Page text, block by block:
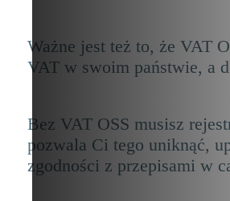
Ważne jest też to, że VAT
VAT w swoim państwie, a
Bez VAT OSS musisz
pozwala Ci tego uniknąć,
zgodności z przepisami w